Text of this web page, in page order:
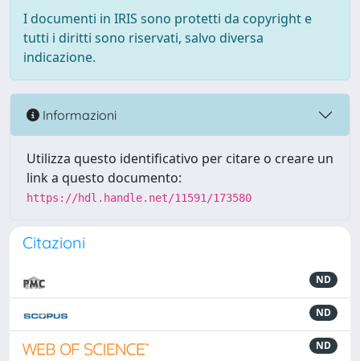
I documenti in IRIS sono protetti da copyright e
tutti i diritti sono riservati, salvo diversa
indicazione.
Informazioni
Utilizza questo identificativo per citare o creare un
link a questo documento:
https://hdl.handle.net/11591/173580
Citazioni
ND
ND
ND